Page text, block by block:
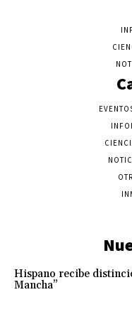
Hispano recibe
Mancha”